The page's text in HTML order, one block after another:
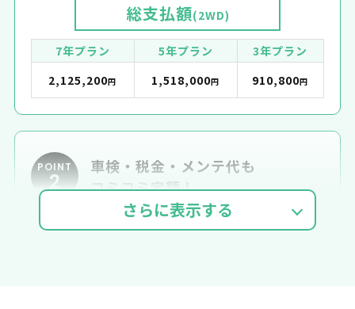
総支払額(2WD)
7年プラン 5年プラン
3年プラン
2,125,200円 1,518,000円 910,800円
POINT
2
車検・税金・メンテ代も
コミコミ定額！